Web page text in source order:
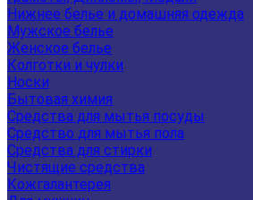
Нижнее белье и домашняя одежда
Мужское белье
Женское белье
Колготки и чулки
Носки
Бытовая химия
Средства для мытья посуды
Средство для мытья пола
Средства для стирки
Чистящие средства
Кожгалантерея